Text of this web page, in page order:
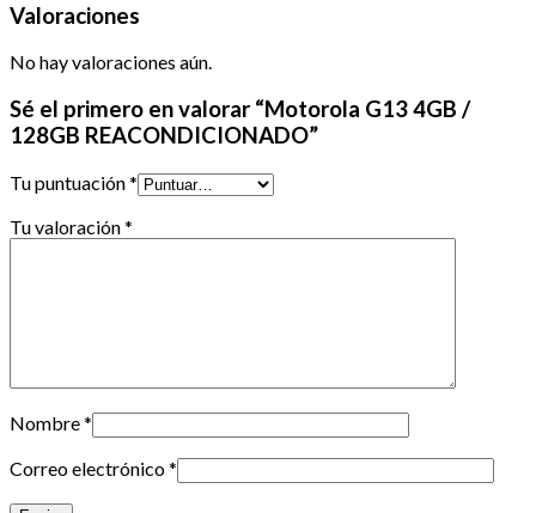
Valoraciones
No hay valoraciones aún.
Sé el primero en valorar “Motorola G13 4GB /
128GB REACONDICIONADO”
Tu puntuación*
Tu valoración*
Nombre*
Correo electrónico*